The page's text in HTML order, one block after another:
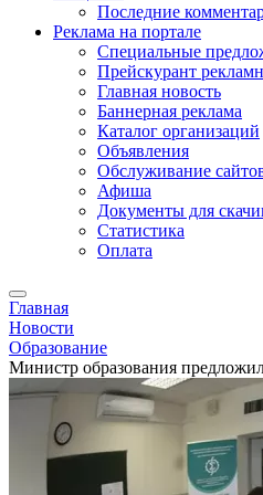
Последние
Реклама на портале
Специальные
Прейскурант
Главная новость
Баннерная реклама
Каталог организаций
Объявления
Обслуживание
Афиша
Документы для
Статистика
Оплата
Главная
Новости
Образование
Министр образования